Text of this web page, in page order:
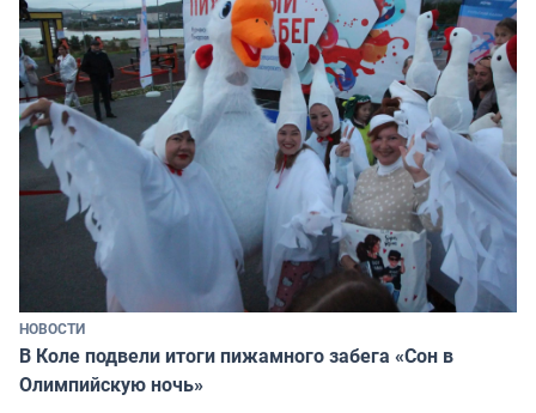
НОВОСТИ
В Коле подвели итоги пижамного забега «Сон в
Олимпийскую ночь»